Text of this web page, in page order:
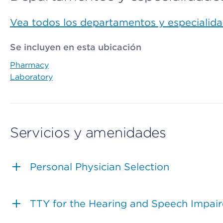
Vea todos los departamentos y
Se incluyen en esta ubicación
Pharmacy
Laboratory
Servicios y amenidades
Personal Physician Selection
TTY for the Hearing and Speech